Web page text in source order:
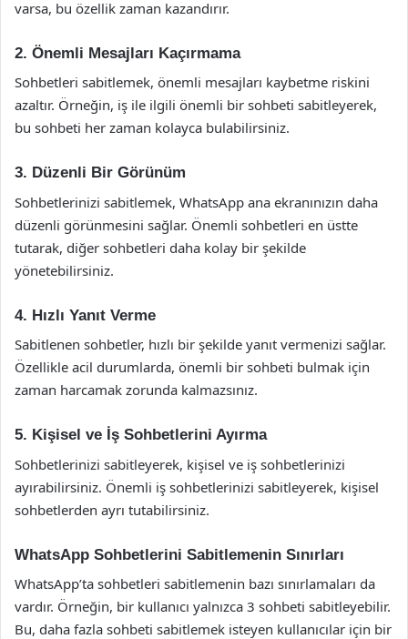
varsa, bu özellik zaman kazandırır.
2. Önemli Mesajları Kaçırmama
Sohbetleri sabitlemek, önemli mesajları kaybetme riskini
azaltır. Örneğin, iş ile ilgili önemli bir sohbeti sabitleyerek,
bu sohbeti her zaman kolayca bulabilirsiniz.
3. Düzenli Bir Görünüm
Sohbetlerinizi sabitlemek, WhatsApp ana ekranınızın daha
düzenli görünmesini sağlar. Önemli sohbetleri en üstte
tutarak, diğer sohbetleri daha kolay bir şekilde
yönetebilirsiniz.
4. Hızlı Yanıt Verme
Sabitlenen sohbetler, hızlı bir şekilde yanıt vermenizi sağlar.
Özellikle acil durumlarda, önemli bir sohbeti bulmak için
zaman harcamak zorunda kalmazsınız.
5. Kişisel ve İş Sohbetlerini Ayırma
Sohbetlerinizi sabitleyerek, kişisel ve iş sohbetlerinizi
ayırabilirsiniz. Önemli iş sohbetlerinizi sabitleyerek, kişisel
sohbetlerden ayrı tutabilirsiniz.
WhatsApp Sohbetlerini Sabitlemenin Sınırları
WhatsApp’ta sohbetleri sabitlemenin bazı sınırlamaları da
vardır. Örneğin, bir kullanıcı yalnızca 3 sohbeti sabitleyebilir.
Bu, daha fazla sohbeti sabitlemek isteyen kullanıcılar için bir